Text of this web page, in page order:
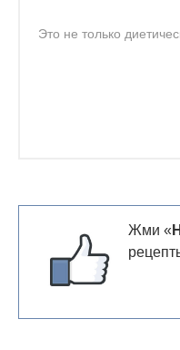
Это не только
Жми «